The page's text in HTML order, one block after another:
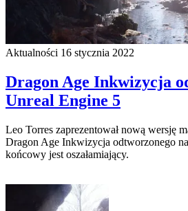
Aktualności 16 stycznia 2022
Dragon Age Inkwizycja
Unreal Engine 5
Leo Torres zaprezentował nową wersję
Dragon Age Inkwizycja odtworzonego
końcowy jest oszałamiający.